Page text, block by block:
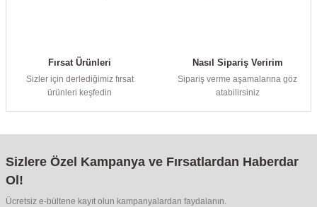
Fırsat Ürünleri
Sizler için derlediğimiz fırsat
ürünleri keşfedin
Nasıl Sipariş Veririm
Sipariş verme aşamalarına göz
atabilirsiniz
Sizlere Özel Kampanya ve Fırsatlardan Haberdar
Ol!
Ücretsiz e-bültene kayıt olun kampanyalardan faydalanın.